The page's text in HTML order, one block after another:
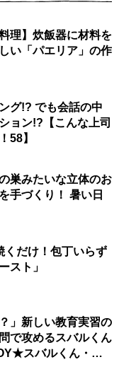
理】炊飯器に材料を
い「パエリア」の作
グ!? でも会話の中
ョン!?【こんな上司
！58】
巣みたいな立体のお
手づくり！ 暑い日
くだけ！包丁いらず
スト」
」新しい教育実習の
で攻めるスバルくん
スバルくん・